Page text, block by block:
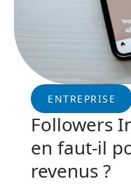
ENTREPRISE
Followers
en faut-il
revenus ?